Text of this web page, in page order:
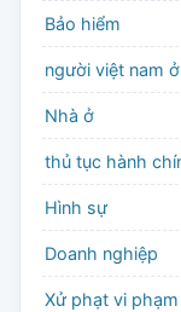
Bảo hiểm
người việt nam
Nhà ở
thủ tục hành
Hình sự
Doanh nghiệp
Xử phạt vi